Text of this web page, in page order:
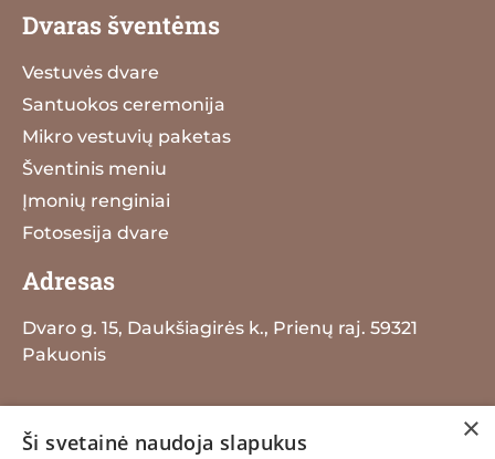
Dvaras šventėms
Vestuvės dvare
Santuokos ceremonija
Mikro vestuvių paketas
Šventinis meniu
Įmonių renginiai
Fotosesija dvare
Adresas
Dvaro g. 15, Daukšiagirės k., Prienų raj. 59321
Pakuonis
info@dauksiagiresdvaras.lt
×
Ši svetainė naudoja slapukus